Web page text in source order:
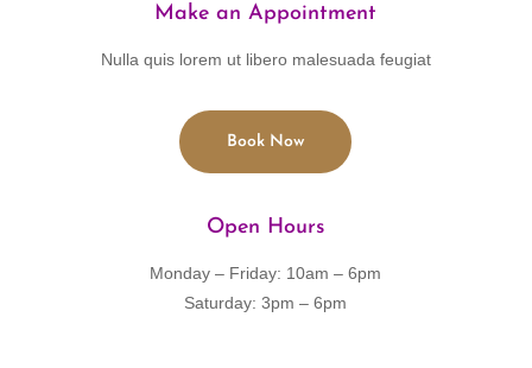
Make an Appointment
Nulla quis lorem ut libero malesuada feugiat
Book Now
Open Hours
Monday – Friday: 10am – 6pm
Saturday: 3pm – 6pm